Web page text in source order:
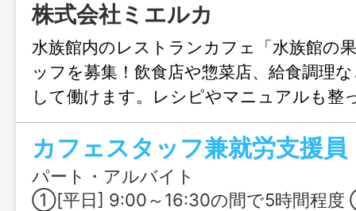
株式会社ミエルカ
水族館内のレストランカフェ「水族館の
ッフを募集！飲食店や惣菜店、給食調理
して働けます。レシピやマニュアルも整
ブランクのある方も安心。利用者さんと
する就労支援の職場で、料理を通して人
がいも感じられるお仕事です。
カフェスタッフ兼就労支援員
パート・アルバイト
①[平日] 9:00～16:30の間で5時間程度 ②[土日祝] 9:00～